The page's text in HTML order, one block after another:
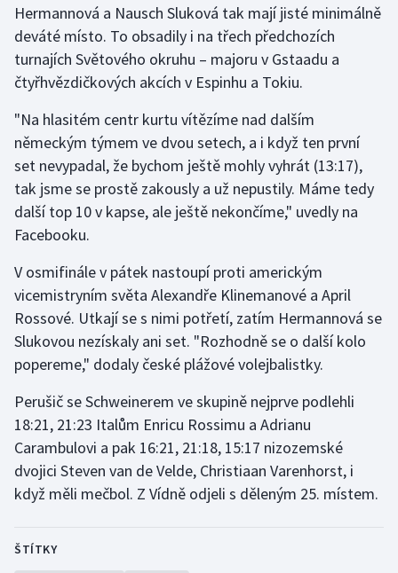
Judo
Krasobruslení
Lezení
Lyže a snowboard
Moderní pětiboj
Motorsport
Olympijské hry
Parasport
Plavání
Plážový volejbal
Ragby
Rychlobruslení
Rychlostní kanoistika
Hermannová a Nausch Sluková tak mají jisté minimálně
deváté místo. To obsadily i na třech předchozích
turnajích Světového okruhu – majoru v Gstaadu a
čtyřhvězdičkových akcích v Espinhu a Tokiu.
"Na hlasitém centr kurtu vítězíme nad dalším
německým týmem ve dvou setech, a i když ten první
set nevypadal, že bychom ještě mohly vyhrát (13:17),
tak jsme se prostě zakously a už nepustily. Máme tedy
další top 10 v kapse, ale ještě nekončíme," uvedly na
Facebooku.
V osmifinále v pátek nastoupí proti americkým
vicemistryním světa Alexandře Klinemanové a April
Rossové. Utkají se s nimi potřetí, zatím Hermannová se
Slukovou nezískaly ani set. "Rozhodně se o další kolo
popereme," dodaly české plážové volejbalistky.
Perušič se Schweinerem ve skupině nejprve podlehli
18:21, 21:23 Italům Enricu Rossimu a Adrianu
Carambulovi a pak 16:21, 21:18, 15:17 nizozemské
dvojici Steven van de Velde, Christiaan Varenhorst, i
když měli mečbol. Z Vídně odjeli s děleným 25. místem.
ŠTÍTKY